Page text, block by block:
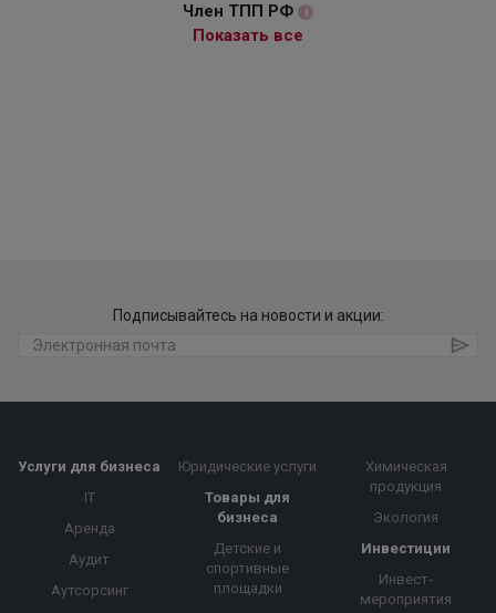
Член ТПП РФ i
Показать все
Подписывайтесь на новости и акции:
Услуги для бизнеса
IT
Аренда
Аудит
Аутсорсинг
Юридические услуги
Товары для
бизнеса
Детские и
спортивные
площадки
Химическая
продукция
Экология
Инвестиции
Инвест-
мероприятия